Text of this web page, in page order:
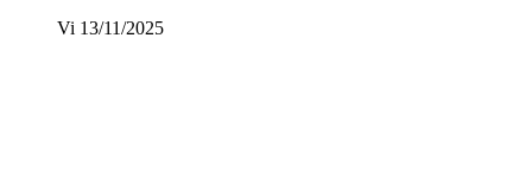
Vi 13/11/2025